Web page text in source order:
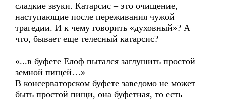
сладкие звуки. Катарсис – это очищение,
наступающие после переживания чужой
трагедии. И к чему говорить «духовный»? А
что, бывает еще телесный катарсис?
«...в буфете Елоф пытался заглушить простой
земной пищей…»
В консерваторском буфете заведомо не может
быть простой пищи, она буфетная, то есть